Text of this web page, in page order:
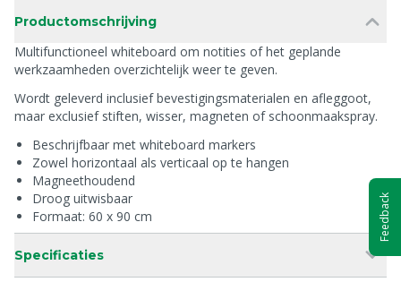
Productomschrijving
Multifunctioneel whiteboard om notities of het geplande
werkzaamheden overzichtelijk weer te geven.
Wordt geleverd inclusief bevestigingsmaterialen en afleggoot,
maar exclusief stiften, wisser, magneten of schoonmaakspray.
Beschrijfbaar met whiteboard markers
Zowel horizontaal als verticaal op te hangen
Magneethoudend
Droog uitwisbaar
Formaat: 60 x 90 cm
Specificaties
Feedback